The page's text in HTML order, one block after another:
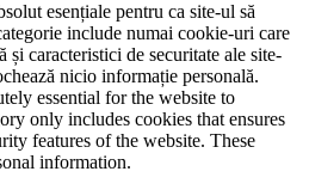
esențiale pentru ca site-ul să
include numai cookie-uri care
și caracteristici de securitate ale site-
nicio informație personală.
essential for the website to
only includes cookies that ensures
features of the website. These
information.